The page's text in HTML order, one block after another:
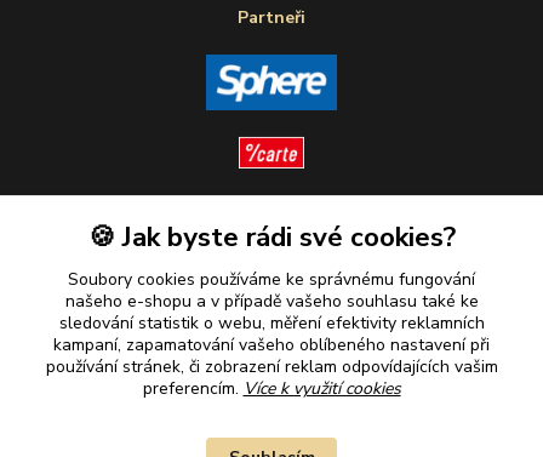
Partneři
Sledujte nás
Plaťte u nás bezpečně
🍪 Jak byste rádi své cookies?
Soubory cookies používáme ke správnému fungování
našeho e-shopu a v případě vašeho souhlasu také ke
sledování statistik o webu, měření efektivity reklamních
kampaní, zapamatování vašeho oblíbeného nastavení při
používání stránek, či zobrazení reklam odpovídajících vašim
preferencím. Více k využití cookies